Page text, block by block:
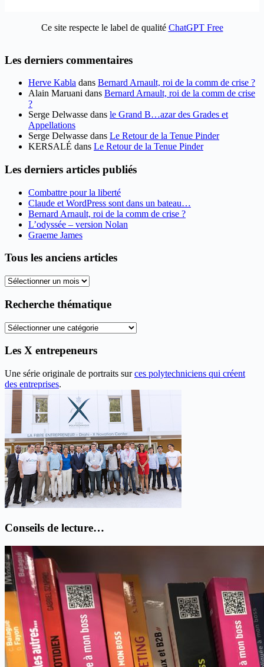
Ce site respecte le label de qualité ChatGPT Free
Les derniers commentaires
Herve Kabla dans Bernard Arnault, roi de la comm de crise ?
Alain Maruani dans Bernard Arnault, roi de la comm de crise
?
Serge Delwasse dans le Grand B…azar des Grades et
Appellations
Serge Delwasse dans Le Retour de la Tenue Pinder
KERSALÉ dans Le Retour de la Tenue Pinder
Les derniers articles publiés
Combattre pour la liberté
Claude et WordPress sont dans un bateau…
Bernard Arnault, roi de la comm de crise ?
L’odyssée – version Nolan
Graeme James
Tous les anciens articles
Tous
anciens
Recherche thématique
Recherche
Les X entrepeneurs
Une série originale de portraits surces polytechniciens qui créent
des entreprises.
Conseils de lecture…